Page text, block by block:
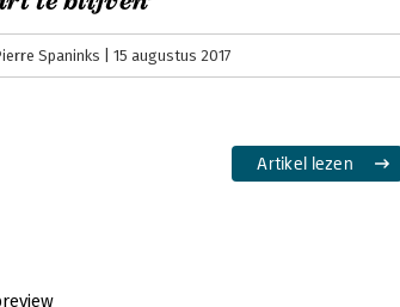
in beweging en dus aan het veranderen
iedereen, en juist om die reden is Stagnatie
Spaninks 15 augustus 2017
Artikel lezen